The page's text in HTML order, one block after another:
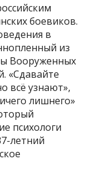
боевиков.
в
из
Вооруженных
«Сдавайте
всё узнают»,
лишнего»
психологи
летний